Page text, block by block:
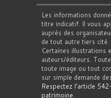
Les informations
titre indicatif. Il vous
auprès des
de tout autre tiers cité.
Certaines illustrations
auteurs/éditeurs.
toute image ou tout
sur simple demande
Respectez l'article
patrimoine.